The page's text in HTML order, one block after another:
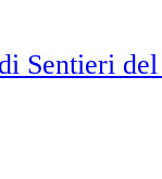
Sentieri